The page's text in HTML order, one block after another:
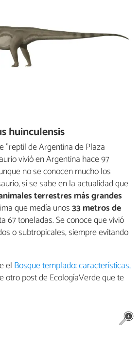
huinculensis
"reptil de Argentina de Plaza
vivió en Argentina hace 97
no se conocen mucho los
sí se sabe en la actualidad que
terrestres más grandes
que medía unos33 metros de
67 toneladas. Se conoce que vivió
o subtropicales, siempre evitando
el Bosque templado: características,
otro post de EcologíaVerde que te